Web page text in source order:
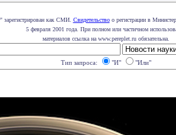
зарегистрирован как СМИ. Свидетельствоо регистрации в
5 февраля 2001 года. При полном или частичном
материалов ссылка на www.pereplet.ru обязательна.
Тип запроса: "И" "Или"